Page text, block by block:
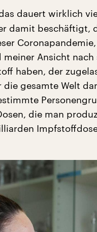
dauert wirklich
damit beschäftigt,
meiner Ansicht
haben, der
gesamte Welt
die man